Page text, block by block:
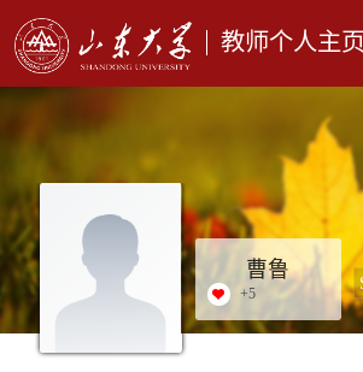
教师个人主页
曹鲁
+5